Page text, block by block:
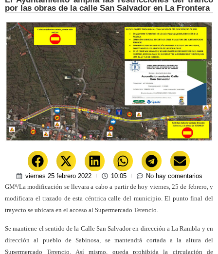
por las obras de la calle San Salvador en La Frontera
viernes 25 febrero 2022 10:05
No hay comentarios
GMº/La modificación se llevara a cabo a partir de hoy viernes, 25 de febrero, y
modificara el trazado de esta céntrica calle del municipio. El punto final del
trayecto se ubicara en el acceso al Supermercado Terencio.
Se mantiene el sentido de la Calle San Salvador en dirección a La Rambla y en
dirección al pueblo de Sabinosa, se mantendrá cortada a la altura del
Supermercado Terencio. Así mismo, queda prohibida la circulación de